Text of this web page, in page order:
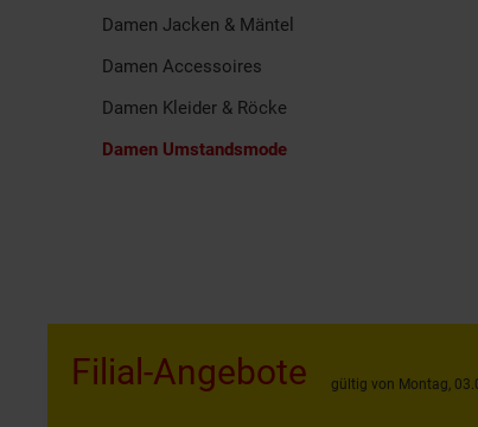
Damen Jacken & Mäntel
Damen Accessoires
Damen Kleider & Röcke
Damen Umstandsmode
Filial-Angebote gültig von Montag,